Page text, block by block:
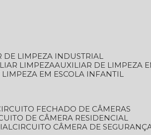
DE LIMPEZA INDUSTRIAL
LIMPEZA
AUXILIAR DE LIMPEZA
LIMPEZA EM ESCOLA INFANTIL
CIRCUITO FECHADO DE CÂMERAS
DE CÂMERA RESIDENCIAL
CIRCUITO CÂMERA DE